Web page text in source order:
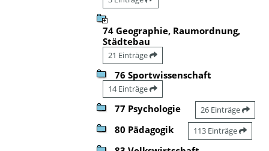
74 Geographie, Raumordnung,
Städtebau
21 Einträge
76 Sportwissenschaft
14 Einträge
77 Psychologie 26 Einträge
80 Pädagogik 113 Einträge